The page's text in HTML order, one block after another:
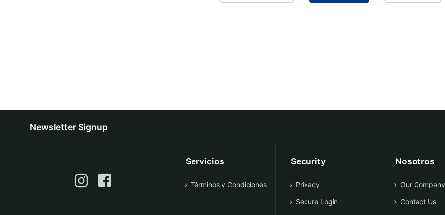
Newsletter Signup
Servicios
Términos y Condiciones
Security
Privacy
Secure Login
Nosotros
Our Company
Contact Us